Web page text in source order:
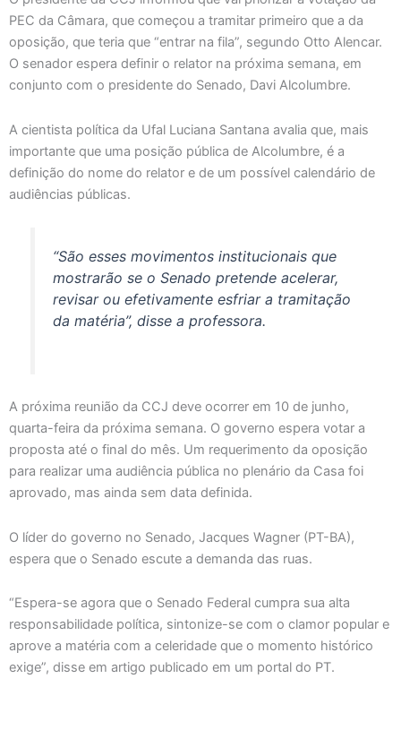
PEC da Câmara, que começou a tramitar primeiro que a da
oposição, que teria que “entrar na fila”, segundo Otto Alencar.
O senador espera definir o relator na próxima semana, em
conjunto com o presidente do Senado, Davi Alcolumbre.
A cientista política da Ufal Luciana Santana avalia que, mais
importante que uma posição pública de Alcolumbre, é a
definição do nome do relator e de um possível calendário de
audiências públicas.
“São esses movimentos institucionais que
mostrarão se o Senado pretende acelerar,
revisar ou efetivamente esfriar a tramitação
da matéria”, disse a professora.
A próxima reunião da CCJ deve ocorrer em 10 de junho,
quarta-feira da próxima semana. O governo espera votar a
proposta até o final do mês. Um requerimento da oposição
para realizar uma audiência pública no plenário da Casa foi
aprovado, mas ainda sem data definida.
O líder do governo no Senado, Jacques Wagner (PT-BA),
espera que o Senado escute a demanda das ruas.
“Espera-se agora que o Senado Federal cumpra sua alta
responsabilidade política, sintonize-se com o clamor popular e
aprove a matéria com a celeridade que o momento histórico
exige”, disse em artigo publicado em um portal do PT.